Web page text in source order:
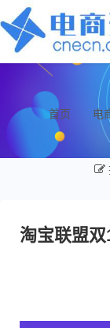
首页 电
淘宝联盟